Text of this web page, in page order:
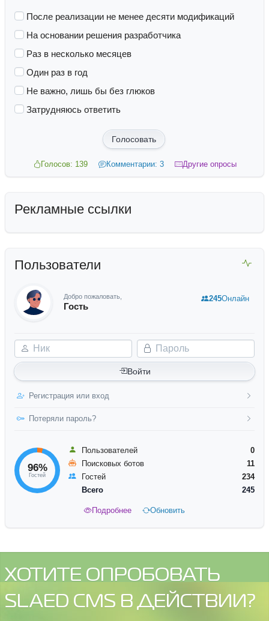
После реализации не менее десяти модификаций
На основании решения разработчика
Раз в несколько месяцев
Один раз в год
Не важно, лишь бы без глюков
Затрудняюсь ответить
Голосовать
Голосов: 139 Комментарии: 3 Другие опросы
Рекламные ссылки
Пользователи
Добро пожаловать,
Гость
Ник Пароль
Войти
Регистрация или вход
Потеряли пароль?
245Онлайн
96%
Гостей
Пользователей
0
Поисковых ботов
11
Гостей
234
Всего
245
Подробнее Обновить
ХОТИТЕ ОПРОБОВАТЬ
SLAED CMS В ДЕЙСТВИИ?